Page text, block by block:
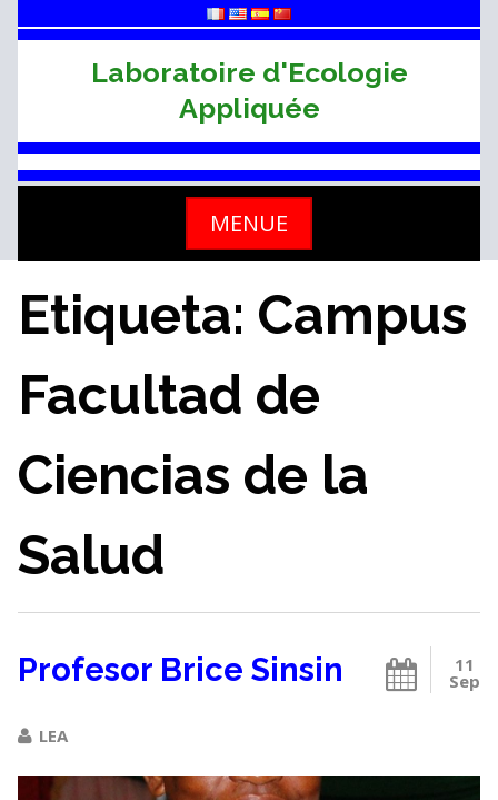
to
Laboratoire d'Ecologie
Appliquée
MENUE
Etiqueta: Campus
Facultad de
Ciencias de la
Salud
11
Sep
Profesor Brice Sinsin
LEA